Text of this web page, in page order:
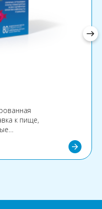
к пище,
Е. Рекомендован в
и
arrow_forward
east